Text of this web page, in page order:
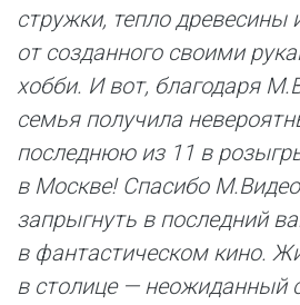
стружки, тепло древесины
от созданного своими
хобби. И вот, благодаря
семья получила
последнюю из 11 в
в Москве! Спасибо
запрыгнуть в последний
в фантастическом кино.
в столице — неожиданный